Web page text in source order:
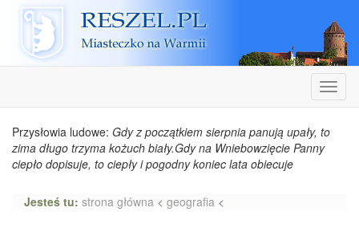
Reszel
Przysłowia ludowe: Gdy z początkiem sierpnia panują upały, to
zima długo trzyma kożuch biały.Gdy na Wniebowzięcie Panny
ciepło dopisuje, to ciepły i pogodny koniec lata obiecuje
Jesteś tu: strona główna < geografia <